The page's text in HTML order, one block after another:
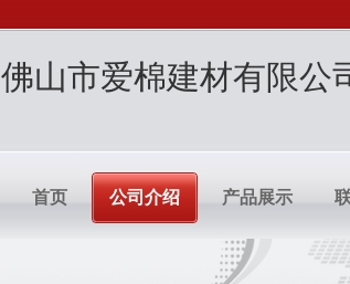
佛山市爱棉建材有限公
首页 公司介绍 产品展示